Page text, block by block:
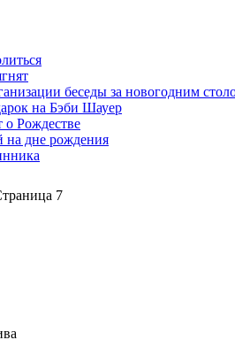
беседы за новогодним
на Бэби Шауер
о Рождестве
на дне рождения
7